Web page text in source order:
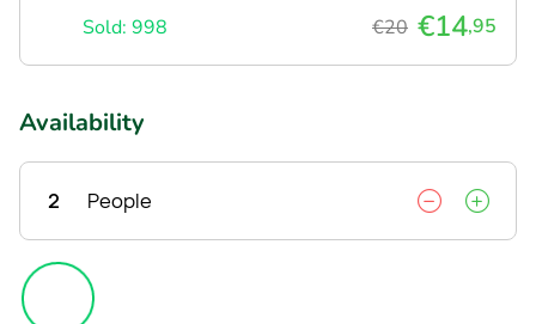
Sold: 998 €20 €14,95
Availability
2 People